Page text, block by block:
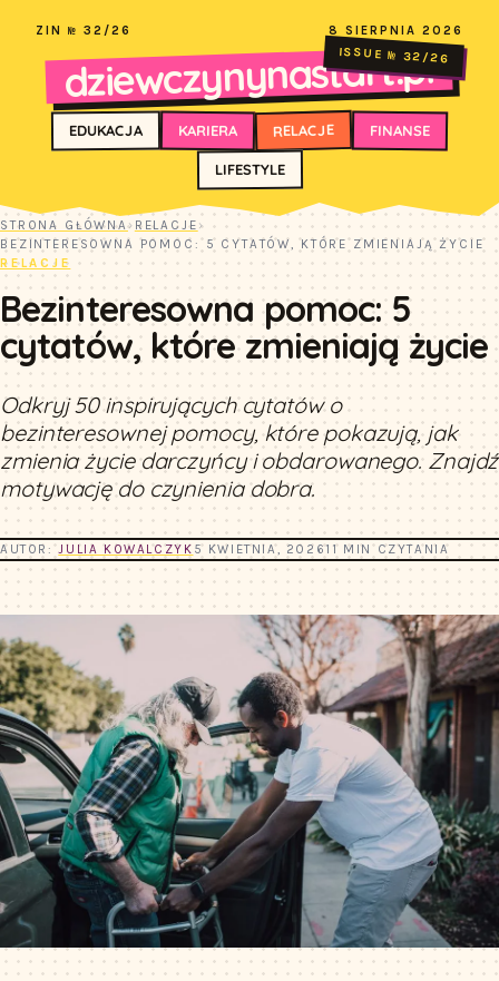
ZIN № 32/26 8 SIERPNIA 2026
dziewczynynastart.pl
ISSUE № 32/26
EDUKACJA KARIERA RELACJE FINANSE
LIFESTYLE
STRONA GŁÓWNA› RELACJE ›
BEZINTERESOWNA POMOC: 5 CYTATÓW, KTÓRE ZMIENIAJĄ ŻYCIE
RELACJE
Bezinteresowna pomoc: 5
cytatów, które zmieniają życie
Odkryj 50 inspirujących cytatów o
bezinteresownej pomocy, które pokazują, jak
zmienia życie darczyńcy i obdarowanego. Znajdź
motywację do czynienia dobra.
AUTOR:JULIA KOWALCZYK 5 KWIETNIA, 202611 MIN CZYTANIA